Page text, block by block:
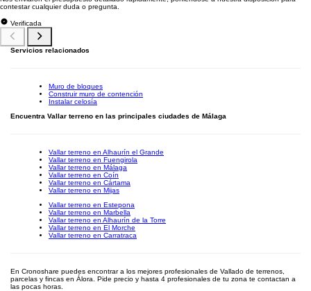
contestar cualquier duda o pregunta.
Verificada
Servicios relacionados
Muro de bloques
Construir muro de contención
Instalar celosía
Encuentra Vallar terreno en las principales ciudades de Málaga
Vallar terreno en Alhaurín el Grande
Vallar terreno en Fuengirola
Vallar terreno en Málaga
Vallar terreno en Coín
Vallar terreno en Cártama
Vallar terreno en Mijas
Vallar terreno en Estepona
Vallar terreno en Marbella
Vallar terreno en Alhaurín de la Torre
Vallar terreno en El Morche
Vallar terreno en Carratraca
En Cronoshare puedes encontrar a los mejores profesionales de Vallado de terrenos,
parcelas y fincas en Álora. Pide precio y hasta 4 profesionales de tu zona te contactan a
las pocas horas.